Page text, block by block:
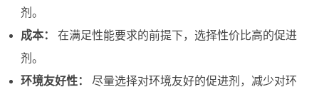
剂。
成本：
在满足性能要求的前提下，选择性价比高的促进
剂。
环境友好性：
尽量选择对环境友好的促进剂，减少对环